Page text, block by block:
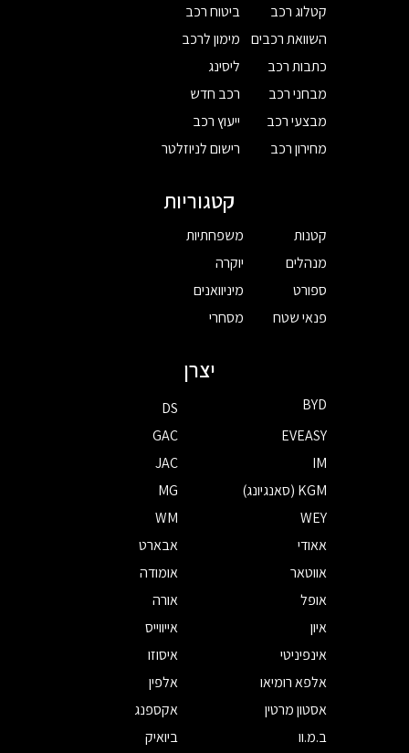
קטלוג רכב
השוואת רכבים
כתבות רכב
מבחני רכב
מבצעי רכב
מחירון רכב
ביטוח רכב
מימון לרכב
ליסינג
רכב חדש
ייעוץ רכב
רישום לניוזלטר
קטגוריות
קטנות
מנהלים
ספורט
פנאי שטח
משפחתיות
יוקרה
מיניוואנים
מסחרי
יצרן
BYD
DS
EVEASY
GAC
IM
JAC
KGM (סאנגיונג)
MG
WEY
WM
אאודי
אבארט
אווטאר
אומודה
אופל
אורה
איון
אייווייס
אינפיניטי
איסוזו
אלפא רומיאו
אלפין
אסטון מרטין
אקספנג
ב.מ.וו
ביואיק